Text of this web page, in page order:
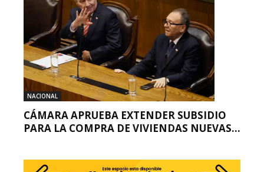
NACIONAL
CÁMARA APRUEBA EXTENDER SUBSIDIO
PARA LA COMPRA DE VIVIENDAS NUEVAS...